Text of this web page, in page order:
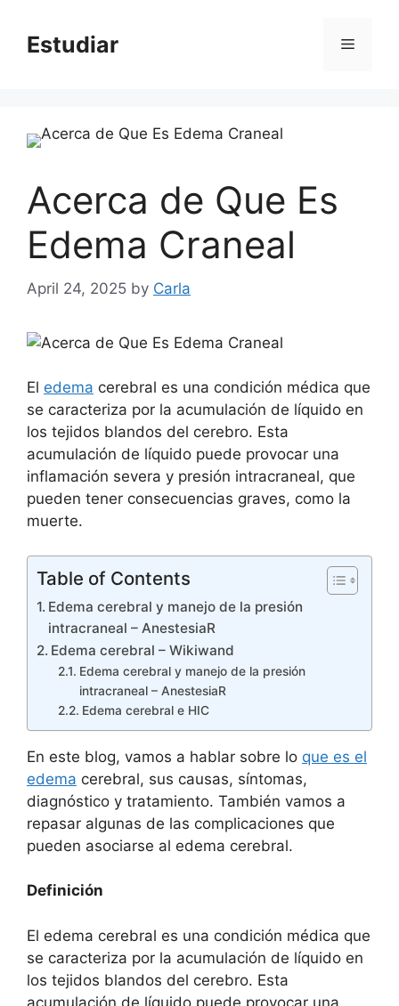
contentEstudiar Menu
Acerca de Que Es
Edema Craneal
April 24, 2025 by Carla
El edema cerebral es una condición médica que
se caracteriza por la acumulación de líquido en
los tejidos blandos del cerebro. Esta
acumulación de líquido puede provocar una
inflamación severa y presión intracraneal, que
pueden tener consecuencias graves, como la
muerte.
Table of Contents
Edema cerebral y manejo de la presión
intracraneal – AnestesiaR
Edema cerebral – Wikiwand
Edema cerebral y manejo de la presión
intracraneal – AnestesiaR
Edema cerebral e HIC
En este blog, vamos a hablar sobre lo que es el
edema cerebral, sus causas, síntomas,
diagnóstico y tratamiento. También vamos a
repasar algunas de las complicaciones que
pueden asociarse al edema cerebral.
Definición
El edema cerebral es una condición médica que
se caracteriza por la acumulación de líquido en
los tejidos blandos del cerebro. Esta
acumulación de líquido puede provocar una